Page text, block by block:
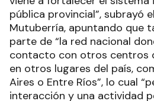
pública provincial”, subrayó
Mutuberría, apuntando que
parte de “la red nacional
contacto con otros centros
en otros lugares del país,
Aires o Entre Ríos”, lo cual
interacción y una actividad